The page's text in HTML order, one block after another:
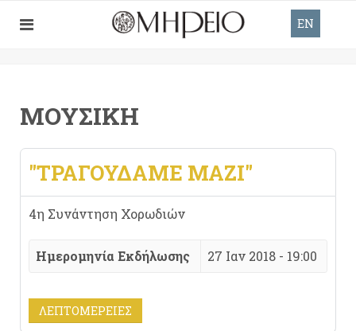
EN
ΜΟΥΣΙΚΉ
"ΤΡΑΓΟΥΔΆΜΕ ΜΑΖΊ"
4η Συνάντηση Χορωδιών
Ημερομηνία Εκδήλωσης 27 Ιαν 2018 - 19:00
ΛΕΠΤΟΜΈΡΕΙΕΣ